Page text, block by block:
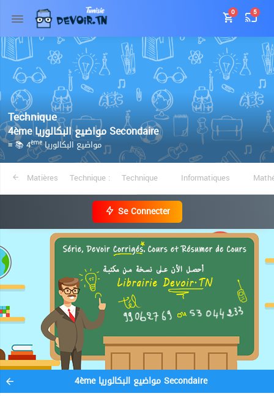
0 5
Technique
4ème مواضيع البكالوريا Secondaire
≡ 📚 4ème مواضيع البكالوريا
Matières Technique : Technique Informatiques
Se Connecter
4ème مواضيع البكالوريا Secondaire